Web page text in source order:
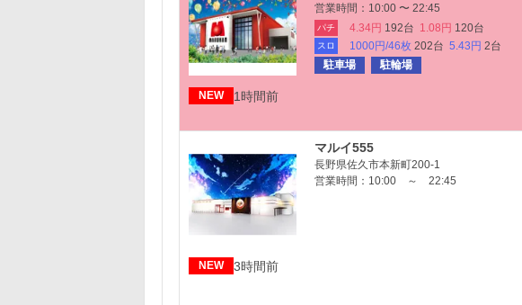
営業時間：10:00 〜 22:45
パチ 4.34円 192台 1.08円 120台
スロ 1000円/46枚 202台 5.43円 2台
駐車場
駐輪場
NEW 1時間前
マルイ555
長野県佐久市本新町200-1
営業時間：10:00 ～ 22:45
NEW 3時間前